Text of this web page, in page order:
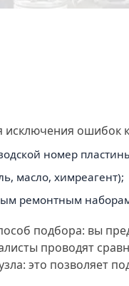
ошибок
номер
масло, химреагент);
ремонтным
подбора: вы
проводят
это позволяет